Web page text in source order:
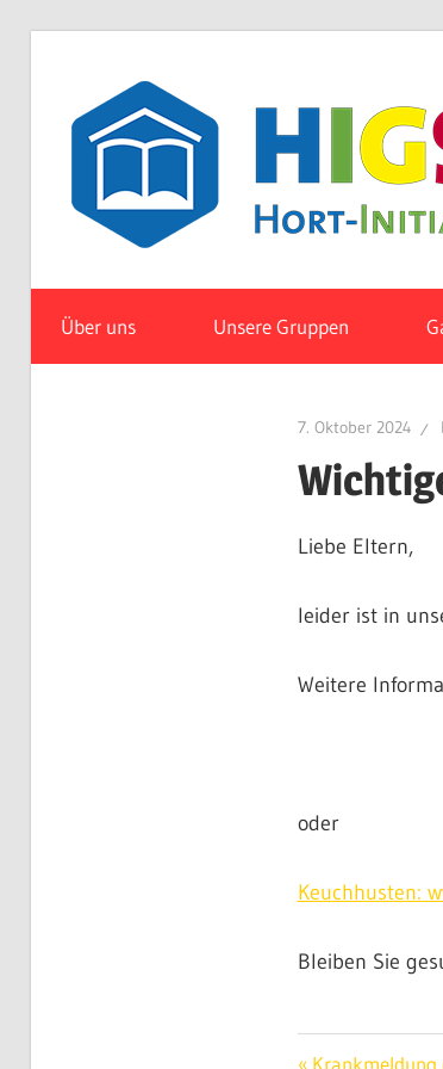
springen
Über uns Unsere Gruppen
7. Oktober 2024
Liebe Eltern,
leider ist in
Weitere
oder
Keuchhusten:
Bleiben Sie
INFORMATION
Vorheriger
Krankmeldung